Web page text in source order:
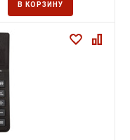
В КОРЗИНУ